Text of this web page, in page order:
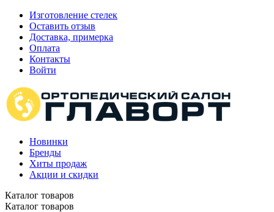
Изготовление стелек
Оставить отзыв
Доставка, примерка
Оплата
Контакты
Войти
Новинки
Бренды
Хиты продаж
Акции и скидки
Каталог товаров
Каталог товаров